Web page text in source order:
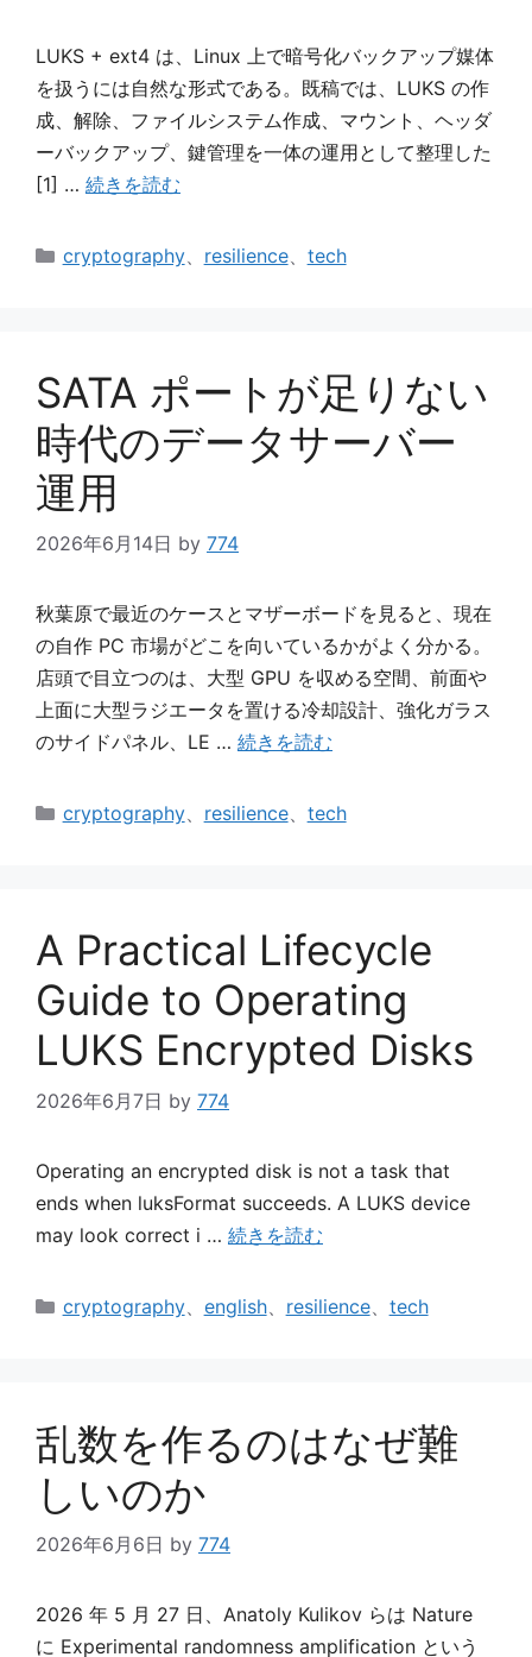
LUKS + ext4 は、Linux 上で暗号化バックアップ媒体
を扱うには自然な形式である。既稿では、LUKS の作
成、解除、ファイルシステム作成、マウント、ヘッダ
ーバックアップ、鍵管理を一体の運用として整理した
[1] … 続きを読む
カ
cryptography、 resilience、 tech
SATA ポートが足りない
時代のデータサーバー
運用
2026年6月14日 by 774
秋葉原で最近のケースとマザーボードを見ると、現在
の自作 PC 市場がどこを向いているかがよく分かる。
店頭で目立つのは、大型 GPU を収める空間、前面や
上面に大型ラジエータを置ける冷却設計、強化ガラス
のサイドパネル、LE … 続きを読む
カ
cryptography、 resilience、 tech
A Practical Lifecycle
Guide to Operating
LUKS Encrypted Disks
2026年6月7日 by 774
Operating an encrypted disk is not a task that
ends when luksFormat succeeds. A LUKS device
may look correct i … 続きを読む
カ
cryptography、 english、 resilience、 tech
乱数を作るのはなぜ難
しいのか
2026年6月6日 by 774
2026 年 5 月 27 日、Anatoly Kulikov らは Nature
に Experimental randomness amplification という